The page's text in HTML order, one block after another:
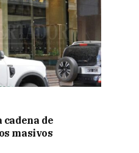
cadena de
masivos